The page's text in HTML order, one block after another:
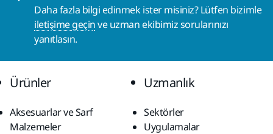
Daha fazla bilgi edinmek ister misiniz? Lütfen bizimle
iletişime geçinve uzman ekibimiz sorularınızı
yanıtlasın.
Ürünler
Aksesuarlar ve Sarf
Malzemeler
Uzmanlık
Sektörler
Uygulamalar